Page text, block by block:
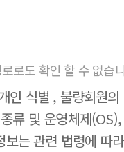
로도 확인 할 수 없습
인 식별 , 불량회원
류 및 운영체제
는 관련 법령에 따